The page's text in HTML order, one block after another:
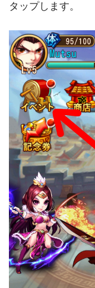
タップします。